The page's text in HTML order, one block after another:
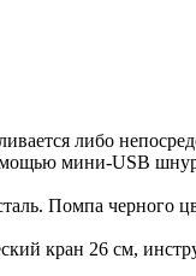
либо
мини-USB
Помпа
кран 26 см,